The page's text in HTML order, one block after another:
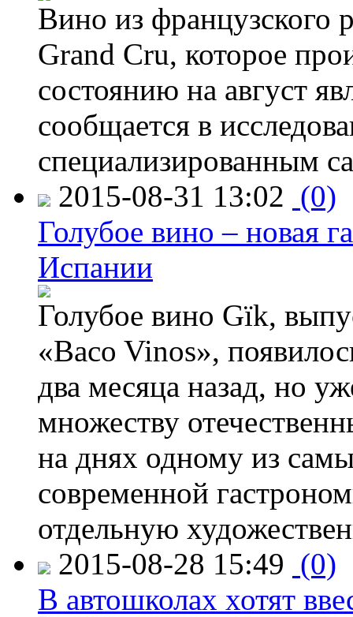
Вино из французского
Grand Cru, которое
состоянию на август
сообщается в
специализированным
2015-08-31 13:02 (0)
Голубое вино – новая
Испании
Голубое вино Gïk,
«Baco Vinos»,
два месяца назад, но
множеству
на днях одному из
современной
отдельную
2015-08-28 15:49 (0)
В автошколах хотят